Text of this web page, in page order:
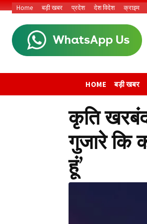
Home बड़ी खबर प्रदेश देश विदेश क्राइम
HOME बड़ी खबर
कृति
गुजारे कि
हूं’